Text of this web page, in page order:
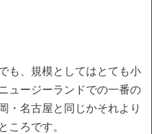
も、規模としてはとても小
ュージーランドでの一番の
・名古屋と同じかそれより
ころです。